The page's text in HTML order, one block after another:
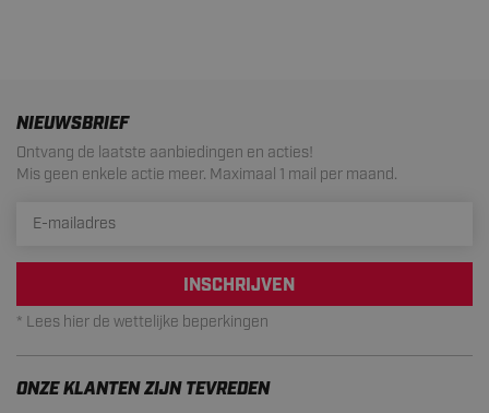
NIEUWSBRIEF
Ontvang de laatste aanbiedingen en acties!
Mis geen enkele actie meer. Maximaal 1 mail per maand.
INSCHRIJVEN
* Lees hier de wettelijke beperkingen
ONZE KLANTEN ZIJN TEVREDEN